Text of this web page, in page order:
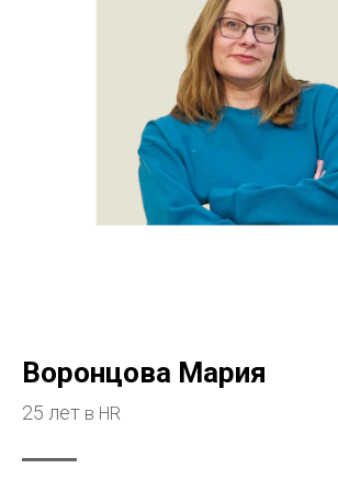
Воронцова Мария
25 лет в HR